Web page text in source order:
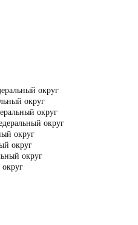
округ
округ
округ
округ
округ
округ
округ